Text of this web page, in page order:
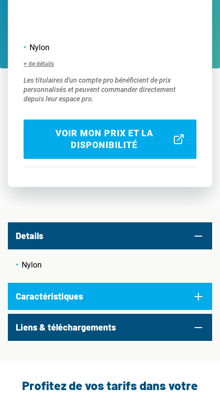
Nylon
+ de détails
Les titulaires d'un compte pro bénéficient de prix
personnalisés et peuvent commander directement
depuis leur espace pro.
VOIR MON PRIX ET LA
DISPONIBILITÉ
Details
Nylon
Caractéristiques
Liens & téléchargements
Profitez de vos tarifs dans votre